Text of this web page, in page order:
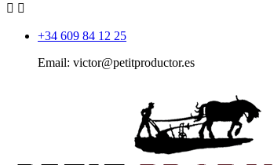
 
+34 609 84 12 25
Email: victor@petitproductor.es